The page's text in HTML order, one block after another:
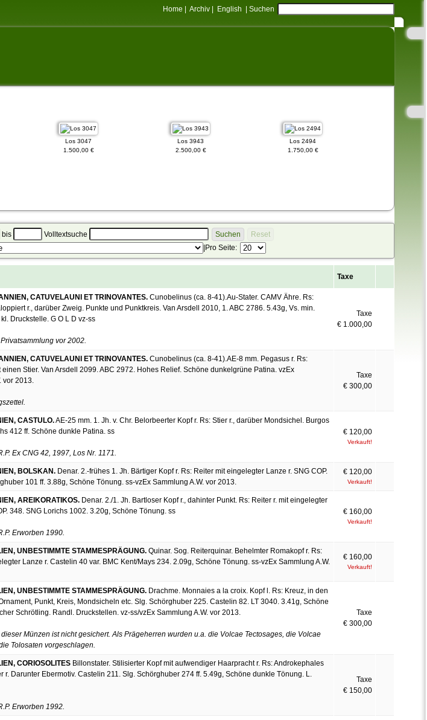
Home |Archiv English |Suchen
Los 3047
1.500,00 €
Los 3943
2.500,00 €
Los 2494
1.750,00 €
bis Volltextsuche Suchen
Reset
Pro Seite:
Taxe
CATUVELAUNI ET TRINOVANTES.Cunobelinus (ca. 8-41).Au-Stater. CAMV Ähre. Rs:
r., darüber Zweig. Punkte und Punktkreis. Van Arsdell 2010, 1. ABC 2786. 5.43g, Vs. min.
Druckstelle. G O L D vz-ss
vor 2002.
Taxe
€ 1.000,00
CATUVELAUNI ET TRINOVANTES.Cunobelinus (ca. 8-41).AE-8 mm. Pegasus r. Rs:
einen Stier. Van Arsdell 2099. ABC 2972. Hohes Relief. Schöne dunkelgrüne Patina. vzEx
vor 2013.
Taxe
€ 300,00
CASTULO.AE-25 mm. 1. Jh. v. Chr. Belorbeerter Kopf r. Rs: Stier r., darüber Mondsichel. Burgos
412 ff. Schöne dunkle Patina. ss
Ex CNG 42, 1997, Los Nr. 1171.
€ 120,00
Verkauft!
BOLSKAN.Denar. 2.-frühes 1. Jh. Bärtiger Kopf r. Rs: Reiter mit eingelegter Lanze r. SNG COP.
101 ff. 3.88g, Schöne Tönung. ss-vzEx Sammlung A.W. vor 2013.
€ 120,00
Verkauft!
AREIKORATIKOS.Denar. 2./1. Jh. Bartloser Kopf r., dahinter Punkt. Rs: Reiter r. mit eingelegter
348. SNG Lorichs 1002. 3.20g, Schöne Tönung. ss
Erworben 1990.
€ 160,00
Verkauft!
UNBESTIMMTE STAMMESPRÄGUNG.Quinar. Sog. Reiterquinar. Behelmter Romakopf r. Rs:
Lanze r. Castelin 40 var. BMC Kent/Mays 234. 2.09g, Schöne Tönung. ss-vzEx Sammlung A.W.
€ 160,00
Verkauft!
UNBESTIMMTE STAMMESPRÄGUNG.Drachme. Monnaies a la croix. Kopf l. Rs: Kreuz, in den
Punkt, Kreis, Mondsicheln etc. Slg. Schörghuber 225. Castelin 82. LT 3040. 3.41g, Schöne
Schrötling. Randl. Druckstellen. vz-ss/vzEx Sammlung A.W. vor 2013.
Münzen ist nicht gesichert. Als Prägeherren wurden u.a. die Volcae Tectosages, die Volcae
Tolosaten vorgeschlagen.
Taxe
€ 300,00
CORIOSOLITESBillonstater. Stilisierter Kopf mit aufwendiger Haarpracht r. Rs: Androkephales
r. Darunter Ebermotiv. Castelin 211. Slg. Schörghuber 274 ff. 5.49g, Schöne dunkle Tönung. L.
Erworben 1992.
Taxe
€ 150,00